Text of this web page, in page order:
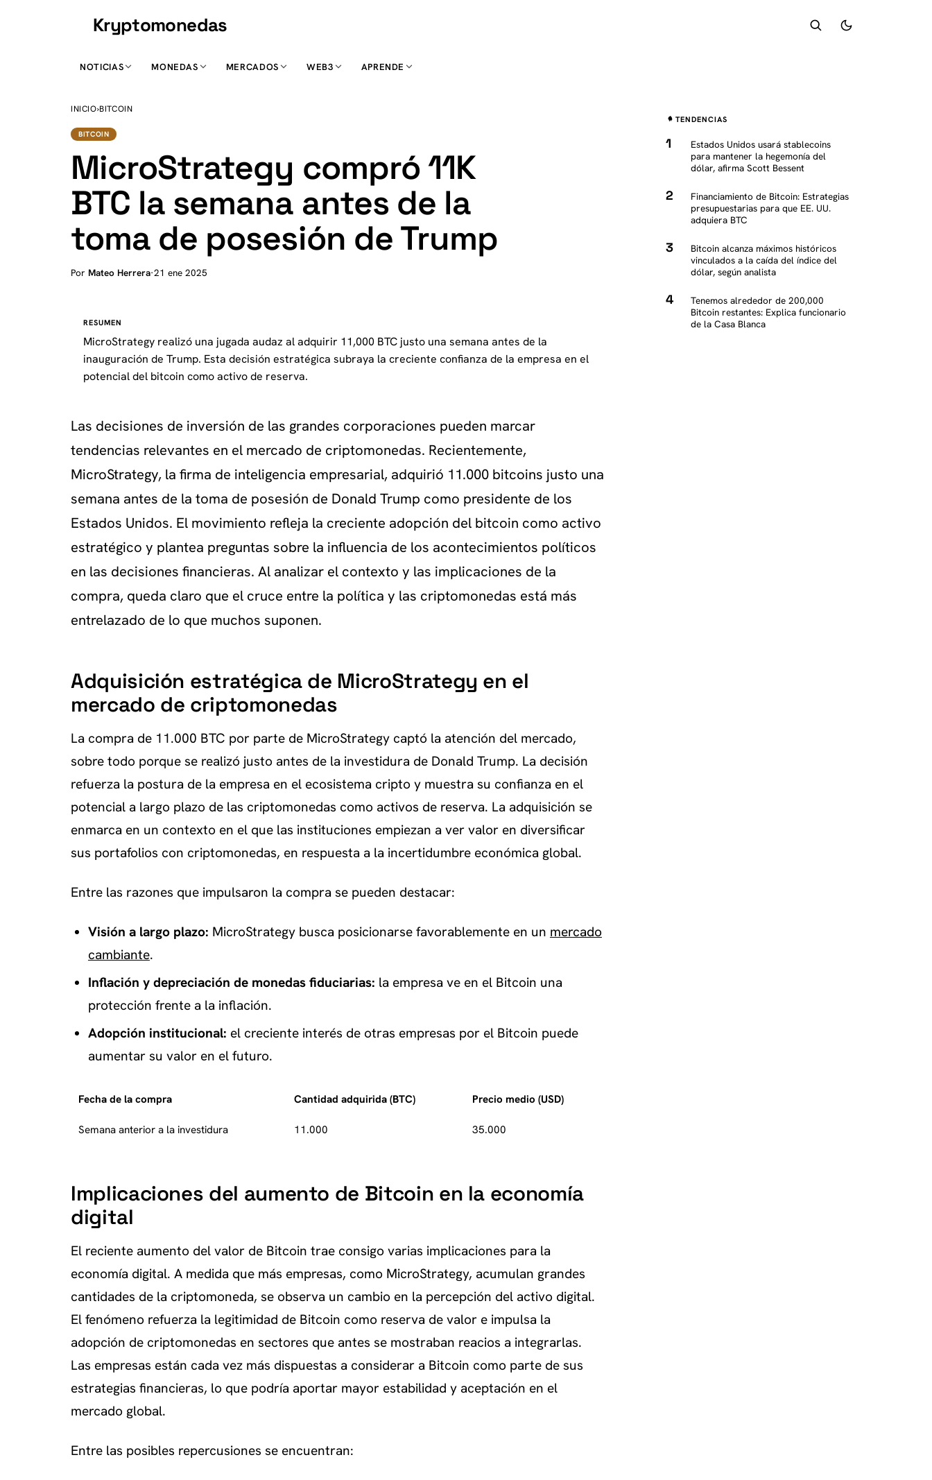
Kryptomonedas
NOTICIAS MONEDAS MERCADOS WEB3 APRENDE
INICIO›BITCOIN
BITCOIN
MicroStrategy compró 11K
BTC la semana antes de la
toma de posesión de Trump
Por Mateo Herrera·21 ene 2025
RESUMEN
MicroStrategy realizó una jugada audaz al adquirir 11,000 BTC justo una semana antes de la
inauguración de Trump. Esta decisión estratégica subraya la creciente confianza de la empresa en el
potencial del bitcoin como activo de reserva.
Las decisiones de inversión de las grandes corporaciones pueden marcar
tendencias relevantes en el mercado de criptomonedas. Recientemente,
MicroStrategy, la firma de inteligencia empresarial, adquirió 11.000 bitcoins justo una
semana antes de la toma de posesión de Donald Trump como presidente de los
Estados Unidos. El movimiento refleja la creciente adopción del bitcoin como activo
estratégico y plantea preguntas sobre la influencia de los acontecimientos políticos
en las decisiones financieras. Al analizar el contexto y las implicaciones de la
compra, queda claro que el cruce entre la política y las criptomonedas está más
entrelazado de lo que muchos suponen.
Adquisición estratégica de MicroStrategy en el
mercado de criptomonedas
La compra de 11.000 BTC por parte de MicroStrategy captó la atención del mercado,
sobre todo porque se realizó justo antes de la investidura de Donald Trump. La decisión
refuerza la postura de la empresa en el ecosistema cripto y muestra su confianza en el
potencial a largo plazo de las criptomonedas como activos de reserva. La adquisición se
enmarca en un contexto en el que las instituciones empiezan a ver valor en diversificar
sus portafolios con criptomonedas, en respuesta a la incertidumbre económica global.
Entre las razones que impulsaron la compra se pueden destacar:
Visión a largo plazo: MicroStrategy busca posicionarse favorablemente en un mercado
cambiante.
Inflación y depreciación de monedas fiduciarias: la empresa ve en el Bitcoin una
protección frente a la inflación.
Adopción institucional: el creciente interés de otras empresas por el Bitcoin puede
aumentar su valor en el futuro.
Fecha de la compra Cantidad adquirida (BTC) Precio medio (USD)
Semana anterior a la investidura 11.000 35.000
Implicaciones del aumento de Bitcoin en la economía
digital
El reciente aumento del valor de Bitcoin trae consigo varias implicaciones para la
economía digital. A medida que más empresas, como MicroStrategy, acumulan grandes
cantidades de la criptomoneda, se observa un cambio en la percepción del activo digital.
El fenómeno refuerza la legitimidad de Bitcoin como reserva de valor e impulsa la
adopción de criptomonedas en sectores que antes se mostraban reacios a integrarlas.
Las empresas están cada vez más dispuestas a considerar a Bitcoin como parte de sus
estrategias financieras, lo que podría aportar mayor estabilidad y aceptación en el
mercado global.
Entre las posibles repercusiones se encuentran:
TENDENCIAS
Estados Unidos usará stablecoins
para mantener la hegemonía del
dólar, afirma Scott Bessent
Financiamiento de Bitcoin: Estrategias
presupuestarias para que EE. UU.
adquiera BTC
Bitcoin alcanza máximos históricos
vinculados a la caída del índice del
dólar, según analista
Tenemos alrededor de 200,000
Bitcoin restantes: Explica funcionario
de la Casa Blanca